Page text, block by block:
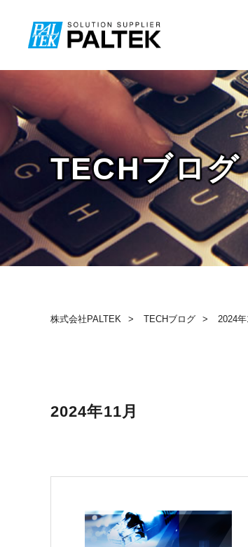
株式会社PALTEK TECHブログ 2024年
TECHブログ
2024年11月